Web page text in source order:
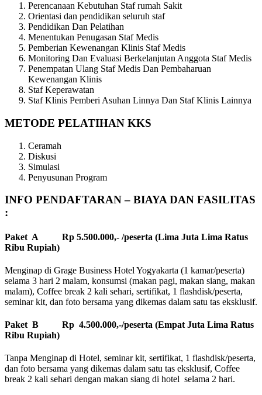
Perencanaan Kebutuhan Staf rumah Sakit
Orientasi dan pendidikan seluruh staf
Pendidikan Dan Pelatihan
Menentukan Penugasan Staf Medis
Pemberian Kewenangan Klinis Staf Medis
Monitoring Dan Evaluasi Berkelanjutan Anggota Staf Medis
Penempatan Ulang Staf Medis Dan Pembaharuan
Kewenangan Klinis
Staf Keperawatan
Staf Klinis Pemberi Asuhan Linnya Dan Staf Klinis Lainnya
METODE PELATIHAN KKS
Ceramah
Diskusi
Simulasi
Penyusunan Program
INFO PENDAFTARAN – BIAYA DAN FASILITAS
:
Paket A Rp 5.500.000,- /peserta (Lima Juta Lima Ratus
Ribu Rupiah)
Menginap di Grage Business Hotel Yogyakarta (1 kamar/peserta)
selama 3 hari 2 malam, konsumsi (makan pagi, makan siang, makan
malam), Coffee break 2 kali sehari, sertifikat, 1 flashdisk/peserta,
seminar kit, dan foto bersama yang dikemas dalam satu tas eksklusif.
Paket B Rp 4.500.000,-/peserta (Empat Juta Lima Ratus
Ribu Rupiah)
Tanpa Menginap di Hotel, seminar kit, sertifikat, 1 flashdisk/peserta,
dan foto bersama yang dikemas dalam satu tas eksklusif, Coffee
break 2 kali sehari dengan makan siang di hotel selama 2 hari.